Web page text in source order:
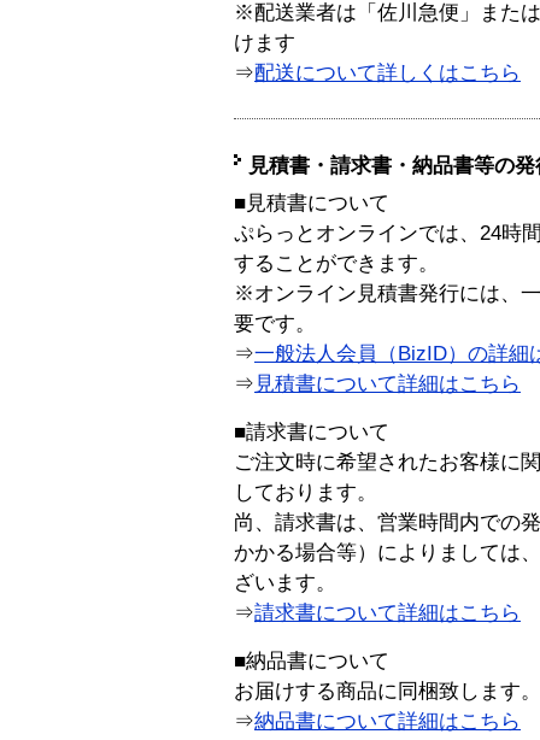
※配送業者は「佐川急便」また
けます
⇒配送について詳しくはこちら
見積書・請求書・納品書等の
■見積書について
ぷらっとオンラインでは、24時
することができます。
※オンライン見積書発行には、
要です。
⇒一般法人会員（BizID）の詳細
⇒ 見積書について詳細はこちら
■請求書について
ご注文時に希望されたお客様に
しております。
尚、請求書は、営業時間内での
かかる場合等）によりましては
ざいます。
⇒請求書について詳細はこちら
■納品書について
お届けする商品に同梱致します。
⇒納品書について詳細はこちら